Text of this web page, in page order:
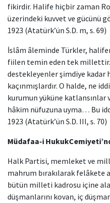
fikirdir. Halife hiçbir zaman
üzerindeki kuvvet ve gücünü
1923 (Atatürk’ün S.D. m, s. 69)
İslâm âleminde Türkler,
fiilen temin eden tek
destekleyenler şimdiye kadar
kaçınmışlardır. O halde, ne
kurumun yüküne katlansınlar
hâkim nüfuzuna uyma… Bu
1923 (Atatürk’ün S.D. III, s. 70)
Müdafaa-i
Halk Partisi, memleket ve
mahrum bırakılarak felâkete
bütün milleti kadrosu içine
düşmanlarını kovan, iç